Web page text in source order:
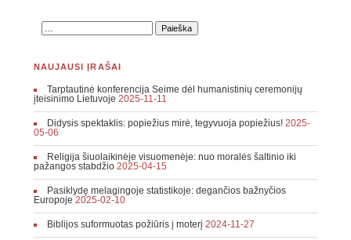
NAUJAUSI ĮRAŠAI
Tarptautinė konferencija Seime dėl humanistinių ceremonijų
įteisinimo Lietuvoje 2025-11-11
Didysis spektaklis: popiežius mirė, tegyvuoja popiežius! 2025-
05-06
Religija šiuolaikinėje visuomenėje: nuo moralės šaltinio iki
pažangos stabdžio 2025-04-15
Pasiklydę melagingoje statistikoje: degančios bažnyčios
Europoje 2025-02-10
Biblijos suformuotas požiūris į moterį 2024-11-27